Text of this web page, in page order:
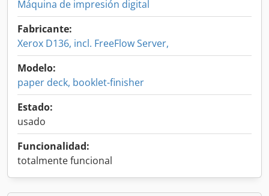
Máquina de impresión digital
Fabricante:
Xerox D136, incl. FreeFlow Server,
Modelo:
paper deck, booklet-finisher
Estado:
usado
Funcionalidad:
totalmente funcional